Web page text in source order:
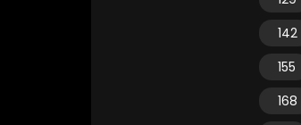
142
155
168